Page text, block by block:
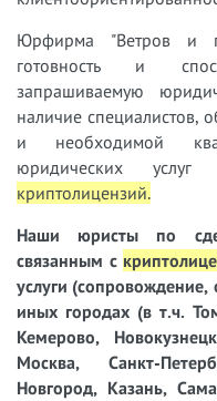
Юрфирма "Ветров и
готовность и
запрашиваемую
наличие специалистов,
и необходимой
юридических
криптолицензий.
Наши юристы
по
связанным с
услуги (сопровождение,
иных городах (в т.ч.
Кемерово,
Москва, Санкт-
Новгород, Казань,